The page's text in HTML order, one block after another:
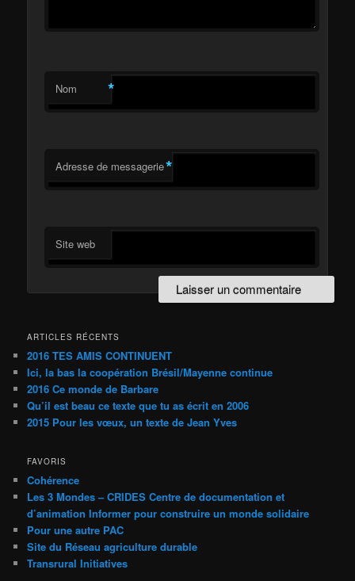
Nom *
Adresse de messagerie*
Site web
ARTICLES RÉCENTS
2016 TES AMIS CONTINUENT
Ici, la bas la coopération Brésil/Mayenne continue
2016 Ce monde de Barbare
Qu’il est beau ce texte que tu as écrit en 2006
2015 Pour les vœux, un texte de Jean Yves
FAVORIS
Cohérence
Les 3 Mondes – CRIDES Centre de documentation et
d’animation Informer pour construire un monde solidaire
Pour une autre PAC
Site du Réseau agriculture durable
Transrural Initiatives